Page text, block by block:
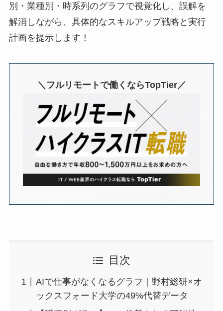
別・業種別・時系列のグラフで視覚化し、誤解を
解消しながら、具体的なスキルアップ戦略と実行
計画を提示します！
＼フルリモートで働くならTopTier／
目次
AIで仕事がなくなるグラフ｜野村総研×オ
ックスフォード大学の49%代替データ